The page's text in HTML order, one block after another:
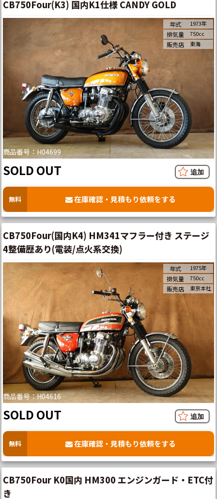
CB750Four(K3) 国内K1仕様 CANDY GOLD
商品番号：H04699
年式 1973年
排気量 750cc
販売店 東海
SOLD OUT
無料 在庫確認・見積もり依頼をする
CB750Four(国内K4) HM341マフラー付き ステージ
4整備歴あり(電装/点火系交換)
商品番号：H04616
年式 1975年
排気量 750cc
販売店 東京本社
SOLD OUT
無料 在庫確認・見積もり依頼をする
CB750Four K0国内 HM300 エンジンガード・ETC付
き